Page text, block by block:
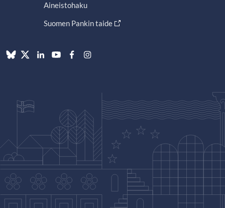
Aineistohaku
Suomen Pankin taide